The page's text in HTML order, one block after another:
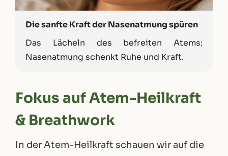
Die sanfte Kraft der Nasenatmung spüren
Das Lächeln des befreiten Atems:
Nasenatmung schenkt Ruhe und Kraft.
Fokus auf Atem-Heilkraft
& Breathwork
In der Atem-Heilkraft schauen wir auf die